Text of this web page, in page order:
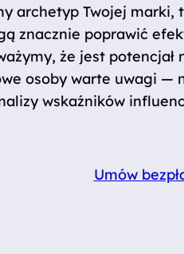
archetyp Twojej marki,
znacznie poprawić
że jest
osoby warte uwagi —
wskaźników
Umów